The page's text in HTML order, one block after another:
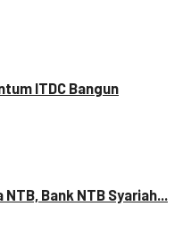
ITDC Bangun
Bank NTB Syariah...